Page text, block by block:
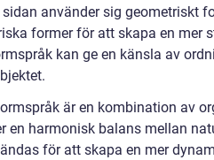
använder sig geometriskt
former för att skapa en mer
kan ge en känsla av
är en kombination av
en harmonisk balans mellan
för att skapa en mer